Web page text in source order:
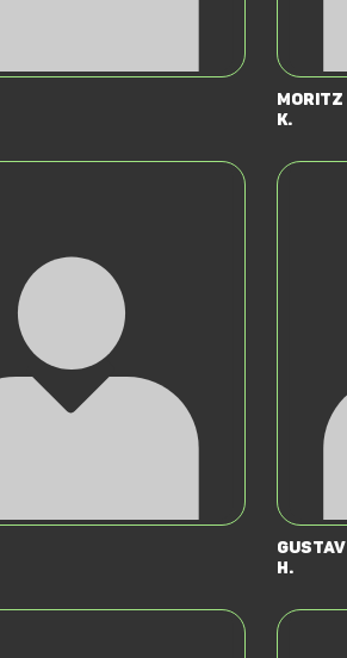
Moritz
K.
Gustav
H.